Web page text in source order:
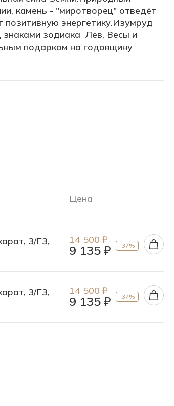
камень - "миротворец" отведёт
позитивную энергетику.Изумруд
зодиака Лев, Весы и
подарком на годовщину
Цена
3/Г3, 14 500 ₽
9 135 ₽ -37%
3/Г3, 14 500 ₽
9 135 ₽ -37%